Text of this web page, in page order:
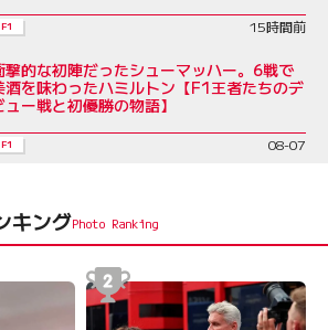
F1 15時間前
撃的な初陣だったシューマッハー。6戦で
酒を味わったハミルトン【F1王者たちのデ
ュー戦と初優勝の物語】
F1 08-07
キング